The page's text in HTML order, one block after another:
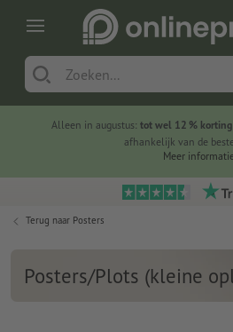
Alleen in augustus: tot wel 12 % korting
afhankelijk van de
Meer
Terug naar Posters
Posters/Plots (kleine